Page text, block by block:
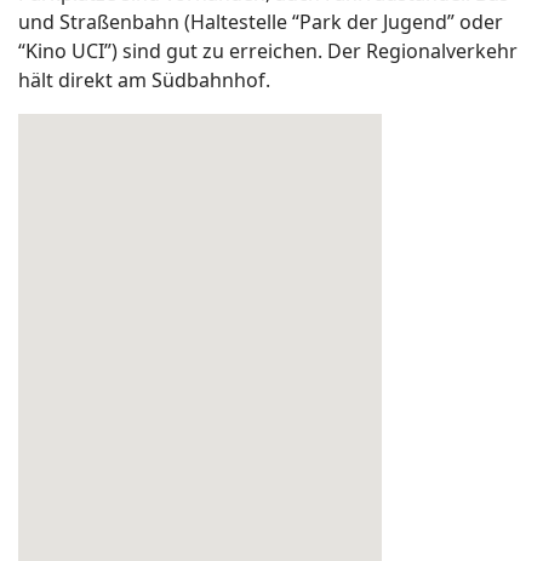
und Straßenbahn (Haltestelle “Park der Jugend” oder
“Kino UCI”) sind gut zu erreichen. Der Regionalverkehr
hält direkt am Südbahnhof.